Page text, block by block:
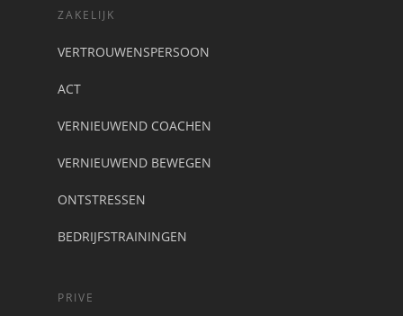
ZAKELIJK
VERTROUWENSPERSOON
ACT
VERNIEUWEND COACHEN
VERNIEUWEND BEWEGEN
ONTSTRESSEN
BEDRIJFSTRAININGEN
PRIVE